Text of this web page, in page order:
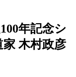
年記念シ
木村政彦